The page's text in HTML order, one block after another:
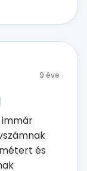
9 éve
immár
és